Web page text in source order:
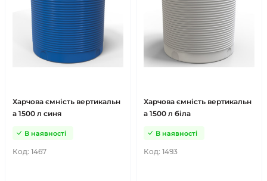
Харчова ємність вертикальн
а 1500 л синя
Код: 1467
В наявності
Харчова ємність вертикальн
а 1500 л біла
Код: 1493
В наявності